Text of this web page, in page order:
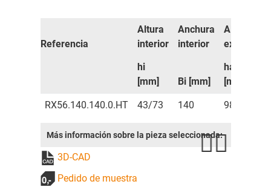
Referencia
Altura
interior
Anchura
interior
Altura
exterior
hi
[mm]
Bi [mm]
ha
[mm]
RX56.140.140.0.HT 43/73 140 98
Más información sobre la pieza seleccionada:
3D-CAD
Pedido de muestra